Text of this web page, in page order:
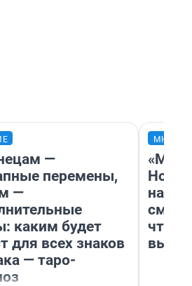
—
перемены,
—
каким будет
для всех знаков
— таро-
«Мы